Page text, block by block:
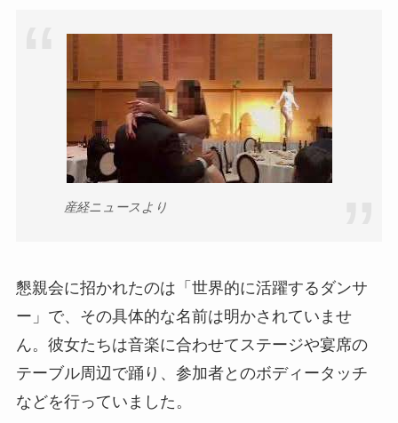
産経ニュースより
懇親会に招かれたのは「世界的に活躍するダンサ
ー」で、その具体的な名前は明かされていませ
ん。彼女たちは音楽に合わせてステージや宴席の
テーブル周辺で踊り、参加者とのボディータッチ
などを行っていました。